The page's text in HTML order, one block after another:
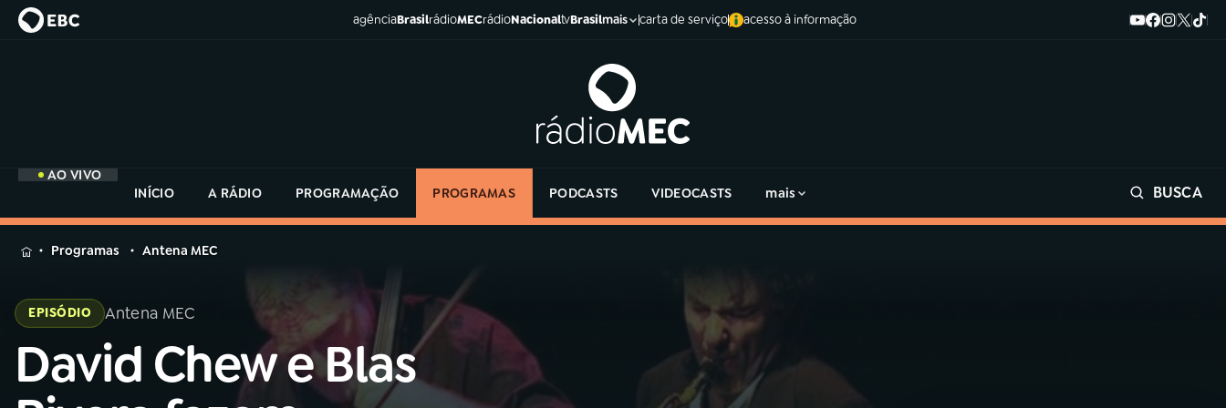
agênciaBrasilrádioMECrádioNacionaltvBrasilmais carta de serviço acesso à informação
AO VIVO
INÍCIO
A RÁDIO PROGRAMAÇÃO PROGRAMAS PODCASTS VIDEOCASTS mais BUSCA
MENU
Buscar
na
Rádio
Buscar
na
Rádio
Programas Antena MEC
EPISÓDIO Antena MEC
David Chew e Blas